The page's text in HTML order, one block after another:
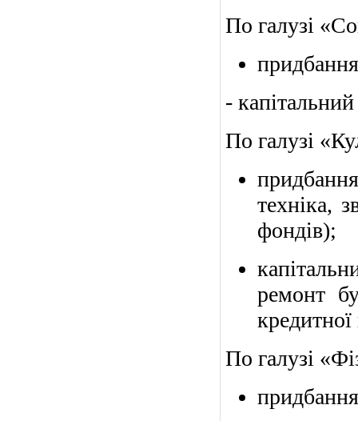
По галузі
-
По галузі
техніка,
фондів);
ремонт
По галузі